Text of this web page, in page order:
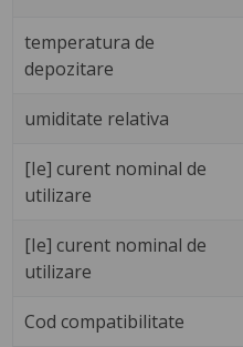
temperatura de
depozitare
umiditate relativa
[Ie] curent nominal de
utilizare
[Ie] curent nominal de
utilizare
Cod compatibilitate